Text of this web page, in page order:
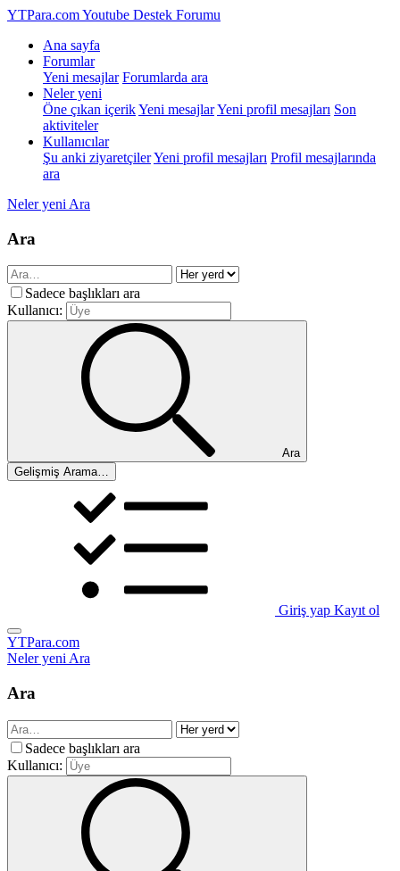
YTPara.comYoutube Destek Forumu
Ana sayfa
Forumlar
Yeni mesajlar Forumlarda ara
Neler yeni
Öne çıkan içerikYeni mesajlarYeni profil mesajları Son
aktiviteler
Kullanıcılar
Şu anki ziyaretçilerYeni profil mesajları Profil mesajlarında
ara
Neler yeni Ara
Ara
Sadece başlıkları ara
Kullanıcı:
Ara
Gelişmiş Arama…
Giriş yap Kayıt ol
YTPara.com
Neler yeniAra
Ara
Sadece başlıkları ara
Kullanıcı: